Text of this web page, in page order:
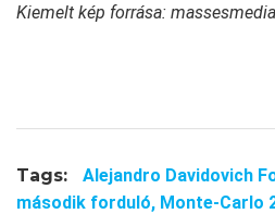
Kiemelt kép forrása:
Tags: Alejandro Davidovich
második forduló, Monte-Carlo